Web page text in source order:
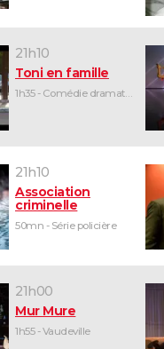
21h10
Toni en famille
1h35 - Comédie dramatique
21h10
Association
criminelle
50mn - Série policière
21h00
Mur Mure
1h55 - Vaudeville